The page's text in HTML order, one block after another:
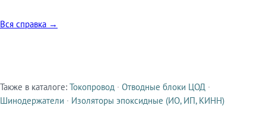
Вся справка →
Смежные продукты
Также в каталоге: Токопровод · Отводные блоки ЦОД ·
Шинодержатели · Изоляторы эпоксидные (ИО, ИП, КИНН)